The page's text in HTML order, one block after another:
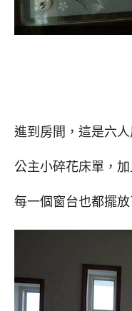
進到房間，這是六人
公主小碎花床單，
每一個窗台也都擺放